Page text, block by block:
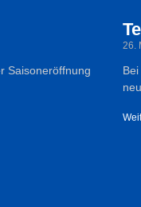
Saisoneröffnung
26.